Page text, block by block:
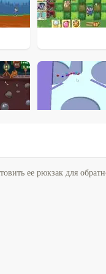
ее рюкзак для